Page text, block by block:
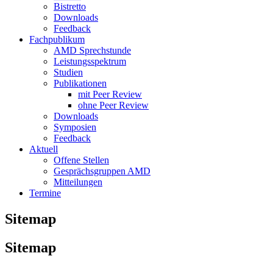
Bistretto
Downloads
Feedback
Fachpublikum
AMD Sprechstunde
Leistungsspektrum
Studien
Publikationen
mit Peer Review
ohne Peer Review
Downloads
Symposien
Feedback
Aktuell
Offene Stellen
Gesprächsgruppen AMD
Mitteilungen
Termine
Sitemap
Sitemap